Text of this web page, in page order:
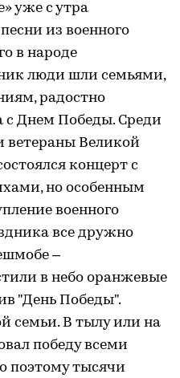
уже с утра
из военного
в народе
люди шли семьями,
радостно
с Днем Победы. Среди
ветераны Великой
концерт с
но особенным
военного
все дружно
–
в небо оранжевые
"День Победы".
семьи. В тылу или на
победу всеми
поэтому тысячи